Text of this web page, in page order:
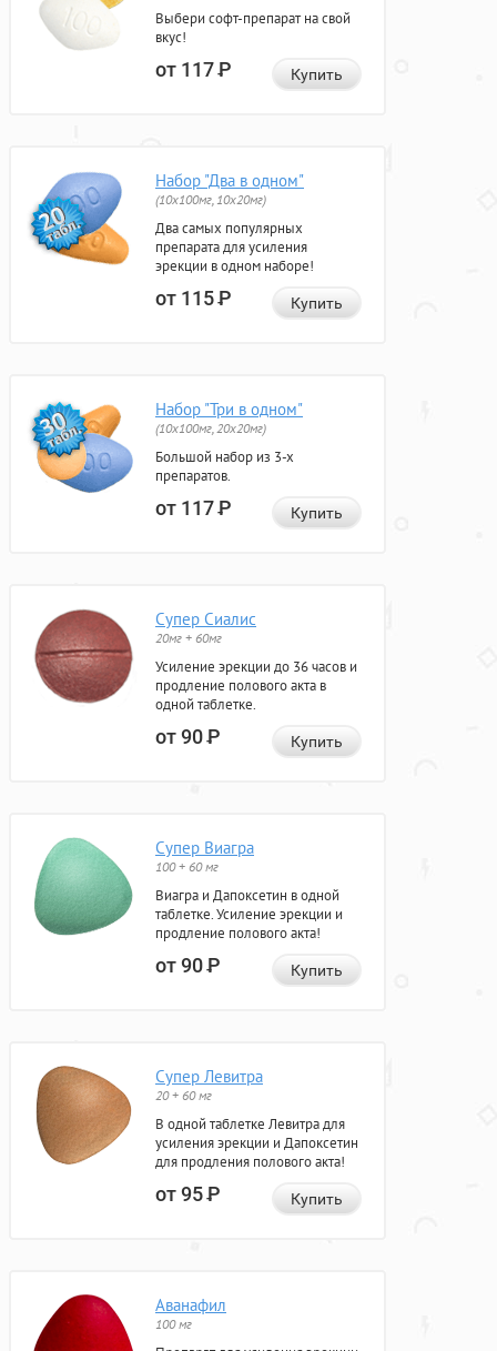
Выбери софт-препарат на свой
вкус!
от 117Р Купить
Набор "Два в одном"
(10x100мг, 10x20мг)
Два самых популярных
препарата для усиления
эрекции в одном наборе!
от 115Р Купить
Набор "Три в одном"
(10x100мг, 20x20мг)
Большой набор из 3-х
препаратов.
от 117Р Купить
Супер Сиалис
20мг + 60мг
Усиление эрекции до 36 часов и
продление полового акта в
одной таблетке.
от 90Р Купить
Супер Виагра
100 + 60 мг
Виагра и Дапоксетин в одной
таблетке. Усиление эрекции и
продление полового акта!
от 90Р Купить
Супер Левитра
20 + 60 мг
В одной таблетке Левитра для
усиления эрекции и Дапоксетин
для продления полового акта!
от 95Р Купить
Аванафил
100 мг